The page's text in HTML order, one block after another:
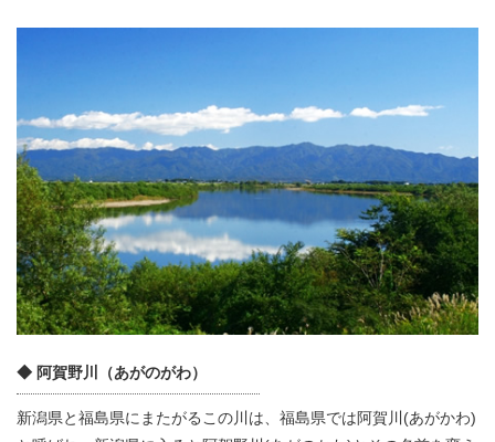
◆ 阿賀野川（あがのがわ）
新潟県と福島県にまたがるこの川は、福島県では阿賀川(あがかわ)